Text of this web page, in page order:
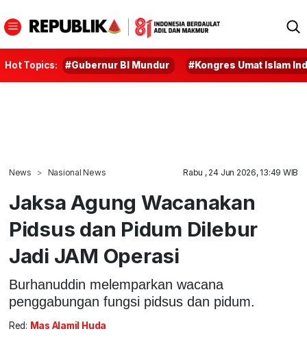
Hot Topics: #Gubernur BI Mundur #Kongres Umat Islam
News Nasional News Rabu , 24 Jun 2026, 13:49 WIB
Jaksa Agung Wacanakan
Pidsus dan Pidum Dilebur
Jadi JAM Operasi
Burhanuddin melemparkan wacana
penggabungan fungsi pidsus dan pidum.
Red: Mas Alamil Huda